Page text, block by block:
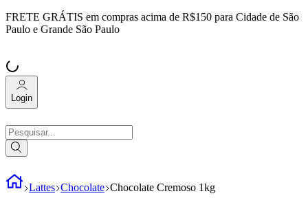
FRETE GRÁTIS em compras acima de R$150 para Cidade de São
Paulo e Grande São Paulo
Login
Lattes Chocolate Chocolate Cremoso 1kg